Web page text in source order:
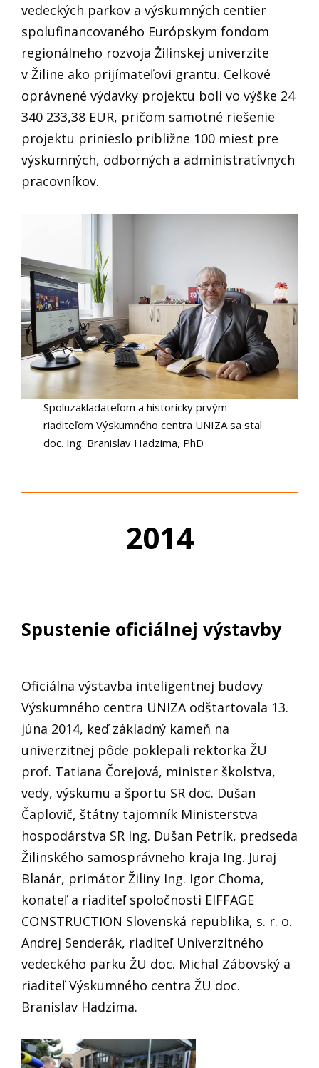
vedeckých parkov a výskumných centier
spolufinancovaného Európskym fondom
regionálneho rozvoja Žilinskej univerzite
v Žiline ako prijímateľovi grantu. Celkové
oprávnené výdavky projektu boli vo výške 24
340 233,38 EUR, pričom samotné riešenie
projektu prinieslo približne 100 miest pre
výskumných, odborných a administratívnych
pracovníkov.
Spoluzakladateľom a historicky prvým
riaditeľom Výskumného centra UNIZA sa stal
doc. Ing. Branislav Hadzima, PhD
2014
Spustenie oficiálnej výstavby
Oficiálna výstavba inteligentnej budovy
Výskumného centra UNIZA odštartovala 13.
júna 2014, keď základný kameň na
univerzitnej pôde poklepali rektorka ŽU
prof. Tatiana Čorejová, minister školstva,
vedy, výskumu a športu SR doc. Dušan
Čaplovič, štátny tajomník Ministerstva
hospodárstva SR Ing. Dušan Petrík, predseda
Žilinského samosprávneho kraja Ing. Juraj
Blanár, primátor Žiliny Ing. Igor Choma,
konateľ a riaditeľ spoločnosti EIFFAGE
CONSTRUCTION Slovenská republika, s. r. o.
Andrej Senderák, riaditeľ Univerzitného
vedeckého parku ŽU doc. Michal Zábovský a
riaditeľ Výskumného centra ŽU doc.
Branislav Hadzima.